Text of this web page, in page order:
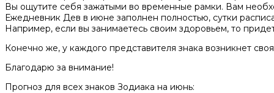
Вы ощутите себя зажатыми во временные рамки. Вам
Ежедневник Дев в июне заполнен полностью, сутки
Например, если вы занимаетесь своим здоровьем, то
Конечно же, у каждого представителя знака возникнет
Благодарю за внимание!
Прогноз для всех знаков Зодиака на июнь: